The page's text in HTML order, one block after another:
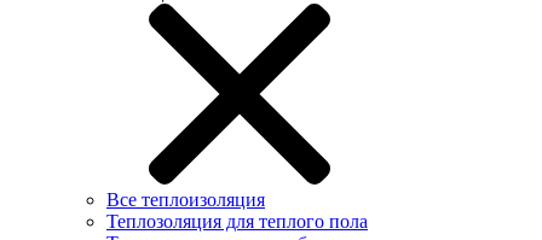
Все теплоизоляция
Теплозоляция для теплого пола